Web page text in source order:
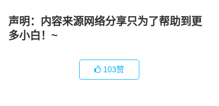
声明：内容来源网络分享只为了帮助到更
多小白！~
103赞